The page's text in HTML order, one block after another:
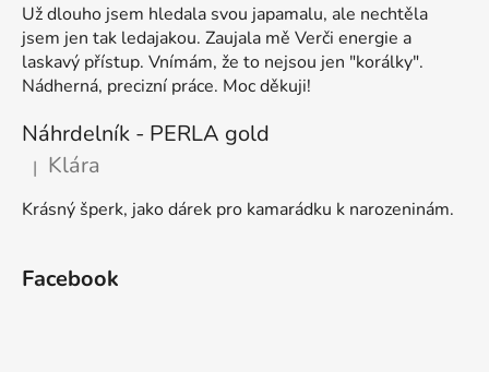
Už dlouho jsem hledala svou japamalu, ale nechtěla
jsem jen tak ledajakou. Zaujala mě Verči energie a
laskavý přístup. Vnímám, že to nejsou jen "korálky".
Nádherná, precizní práce. Moc děkuji!
Náhrdelník - PERLA gold
Hodnocení produktu je 5 z 5 hvězdiček.
| Klára
Krásný šperk, jako dárek pro kamarádku k narozeninám.
Facebook